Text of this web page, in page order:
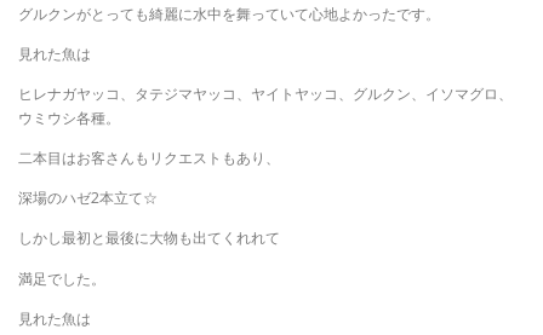
グルクンがとっても綺麗に水中を舞っていて心地よかったです。
見れた魚は
ヒレナガヤッコ、タテジマヤッコ、ヤイトヤッコ、グルクン、イソマグロ、
ウミウシ各種。
二本目はお客さんもリクエストもあり、
深場のハゼ2本立て☆
しかし最初と最後に大物も出てくれれて
満足でした。
見れた魚は